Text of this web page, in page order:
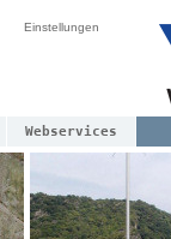
Einstellungen
Webservices